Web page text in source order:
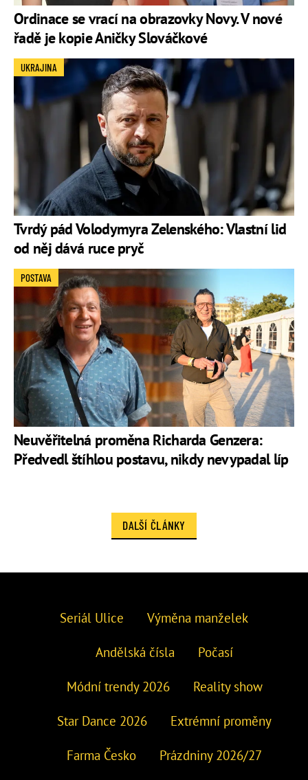
Ordinace se vrací na obrazovky Novy. V nové
řadě je kopie Aničky Slováčkové
Tvrdý pád Volodymyra Zelenského: Vlastní lid
od něj dává ruce pryč
UKRAJINA
Neuvěřitelná proměna Richarda Genzera:
Předvedl štíhlou postavu, nikdy nevypadal líp
POSTAVA
DALŠÍ ČLÁNKY
Seriál Ulice Výměna manželek
Andělská čísla Počasí
Módní trendy 2026 Reality show
Star Dance 2026 Extrémní proměny
Farma Česko Prázdniny 2026/27